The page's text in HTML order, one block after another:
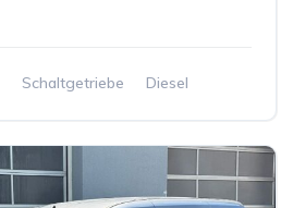
Schaltgetriebe
Diesel